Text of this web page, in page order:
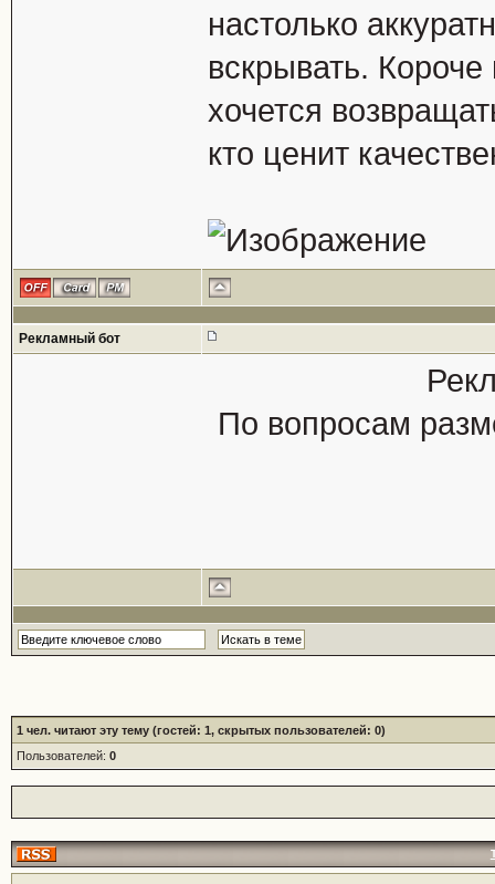
настолько
вскрывать.
хочется
кто ценит
Рекламный бот
По вопросам
1 чел. читают эту тему (гостей: 1, скрытых пользователей: 0)
Пользователей: 0